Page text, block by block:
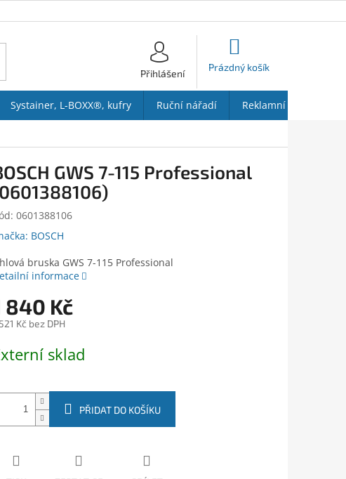
Přihlášení
Prázdný košík
Systainer, L-BOXX®, kufry Ruční nářadí Reklamní předměty
GWS 7-115 Professional
0601388106
BOSCH
bruska GWS 7-115 Professional
informace
840 Kč
Kč bez DPH
sklad
PŘIDAT DO KOŠÍKU